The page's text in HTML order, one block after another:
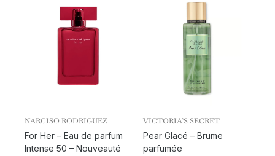
NARCISO RODRIGUEZ
For Her – Eau de parfum
Intense 50 – Nouveauté
VICTORIA’S SECRET
Pear Glacé – Brume
parfumée